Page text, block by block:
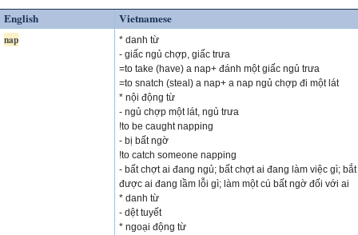
English Vietnamese
nap
* danh từ
- giấc ngủ chợp, giấc trưa
=to take (have) a nap+ đánh một giấc ngủ trưa
=to snatch (steal) a nap+ a nap ngủ chợp đi một lát
* nội động từ
- ngủ chợp một lát, ngủ trưa
!to be caught napping
- bị bất ngờ
!to catch someone napping
- bất chợt ai đang ngủ; bất chợt ai đang làm việc gì; bắt
được ai đang lầm lỗi gì; làm một cú bất ngờ đối với ai
* danh từ
- dệt tuyết
* ngoại động từ